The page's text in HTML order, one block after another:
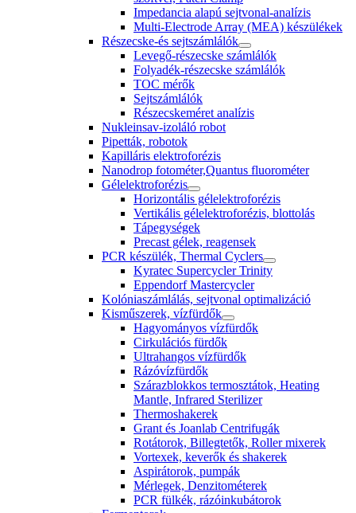
Impedancia alapú sejtvonal-analízis
Multi-Electrode Array (MEA) készülékek
Részecske-és sejtszámlálók
Levegő-részecske számlálók
Folyadék-részecske számlálók
TOC mérők
Sejtszámlálók
Részecskeméret analízis
Nukleinsav-izoláló robot
Pipetták, robotok
Kapilláris elektroforézis
Nanodrop fotométer,Quantus fluorométer
Gélelektroforézis
Horizontális gélelektroforézis
Vertikális gélelektroforézis, blottolás
Tápegységek
Precast gélek, reagensek
PCR készülék, Thermal Cyclers
Kyratec Supercycler Trinity
Eppendorf Mastercycler
Kolóniaszámlálás, sejtvonal optimalizáció
Kisműszerek, vízfürdők
Hagyományos vízfürdők
Cirkulációs fürdők
Ultrahangos vízfürdők
Rázóvízfürdők
Szárazblokkos termosztátok, Heating
Mantle, Infrared Sterilizer
Thermoshakerek
Grant és Joanlab Centrifugák
Rotátorok, Billegtetők, Roller mixerek
Vortexek, keverők és shakerek
Aspirátorok, pumpák
Mérlegek, Denzitométerek
PCR fülkék, rázóinkubátorok